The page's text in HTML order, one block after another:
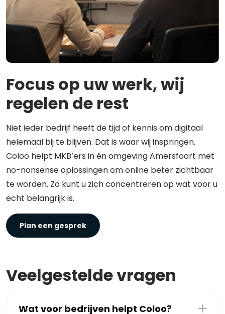
Focus op uw werk, wij
regelen de rest
Niet ieder bedrijf heeft de tijd of kennis om digitaal
helemaal bij te blijven. Dat is waar wij inspringen.
Coloo helpt MKB’ers in én omgeving Amersfoort met
no-nonsense oplossingen om online beter zichtbaar
te worden. Zo kunt u zich concentreren op wat voor u
echt belangrijk is.
Plan een gesprek
Veelgestelde vragen
Wat voor bedrijven helpt Coloo?